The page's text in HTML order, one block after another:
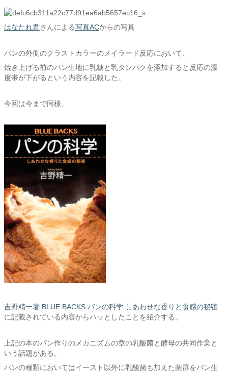
はなたれ君さんによる写真ACからの写真
パンの外側のクラストカラーのメイラード反応において、
焼き上げる前のパン生地に乳糖と乳タンパクを添加すると反応の温
度帯が下がるという内容を記載した。
今回は今まで同様、
吉野精一著 BLUE BACKS パンの科学 しあわせな香りと食感の秘密
に記載されている内容からハッとしたことを紹介する。
上記の本のパン作りのメカニズムの章の乳酸菌と酵母の共同作業と
いう話題がある。
パンの種類においてはイースト以外に乳酸菌も加えた菌群をパン生